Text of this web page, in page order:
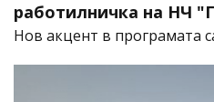
работилничка на НЧ
Нов акцент в програмата